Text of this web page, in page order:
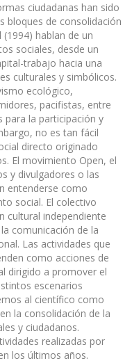
ciudadanas han sido
bloques de consolidación
hablan de un
sociales, desde un
trabajo hacia una
culturales y simbólicos.
ecológico,
pacifistas, entre
para la participación y
no es tan fácil
directo originado
El movimiento Open, el
y divulgadores o las
entenderse como
social. El colectivo
cultural independiente
comunicación de la
Las actividades que
como acciones de
dirigido a promover el
escenarios
al científico como
la consolidación de la
y ciudadanos.
realizadas por
los últimos años.